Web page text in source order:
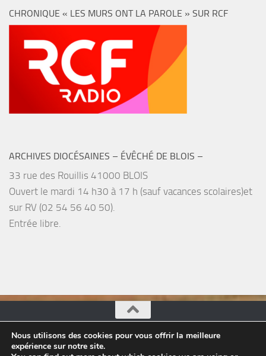
CHRONIQUE « LES MURS ONT LA PAROLE » SUR RCF
ARCHIVES DIOCÉSAINES – ÉVÊCHÉ DE BLOIS –
33 rue des Rouillis 41000 BLOIS
Ouvert le mardi 14 h30 à 17 h (sauf vacances scolaires)et
sur RV (02 54 56 40 50).
Entrée libre.
Pastorale du Tourisme, églises du Loir-et-Cher © 2026.
Tous droits réservés.
Nous utilisons des cookies pour vous offrir la meilleure
expérience sur notre site.